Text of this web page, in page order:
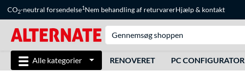
CO2-neutral forsendelse1Nem behandling af returvarerHjælp& kontakt
Alle kategorier RENOVERET PC CONFIGURATOR